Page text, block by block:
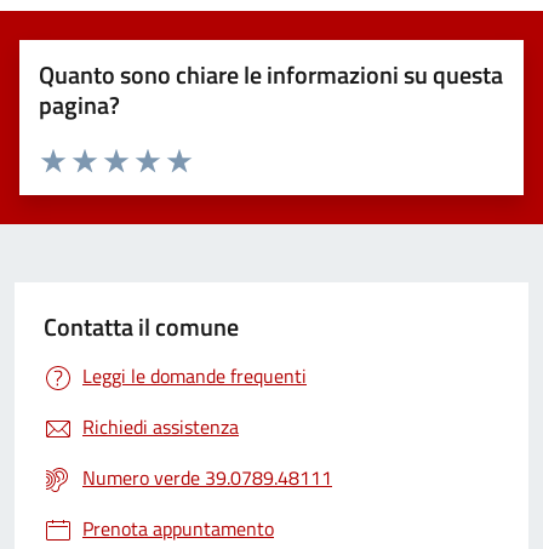
Quanto sono chiare le informazioni su questa
pagina?
Valuta 5 stelle su 5
Valuta 4 stelle su 5
Valuta 3 stelle su 5
Valuta 2 stelle su 5
Valuta 1 stelle su 5
Contatta il comune
Leggi le domande frequenti
Richiedi assistenza
Numero verde 39.0789.48111
Prenota appuntamento